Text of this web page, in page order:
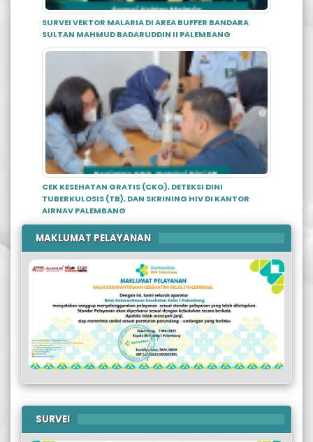
SURVEI VEKTOR MALARIA DI AREA BUFFER BANDARA
SULTAN MAHMUD BADARUDDIN II PALEMBANG
CEK KESEHATAN GRATIS (CKG), DETEKSI DINI
TUBERKULOSIS (TB), DAN SKRINING HIV DI KANTOR
AIRNAV PALEMBANG
MAKLUMAT PELAYANAN
SURVEI